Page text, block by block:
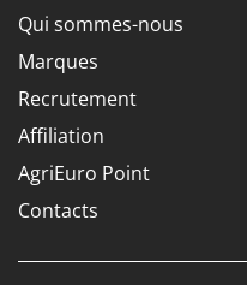
Spiralmac
Spring Protezione
Spyro
Stanley
Stiga
Stocker
Qui sommes-nous
Marques
Recrutement
Affiliation
AgriEuro Point
Contacts